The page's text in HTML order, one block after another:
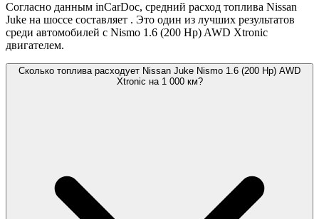
Согласно данным inCarDoc, средний расход топлива Nissan
Juke на шоссе составляет . Это один из лучших результатов
среди автомобилей с Nismo 1.6 (200 Hp) AWD Xtronic
двигателем.
Сколько топлива расходует Nissan Juke Nismo 1.6 (200 Hp) AWD
Xtronic на 1 000 км?